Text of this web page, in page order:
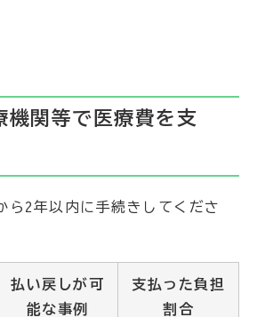
機関等で医療費を支
ら2年以内に手続きしてくださ
払い戻しが可
能な事例
支払った負担
割合